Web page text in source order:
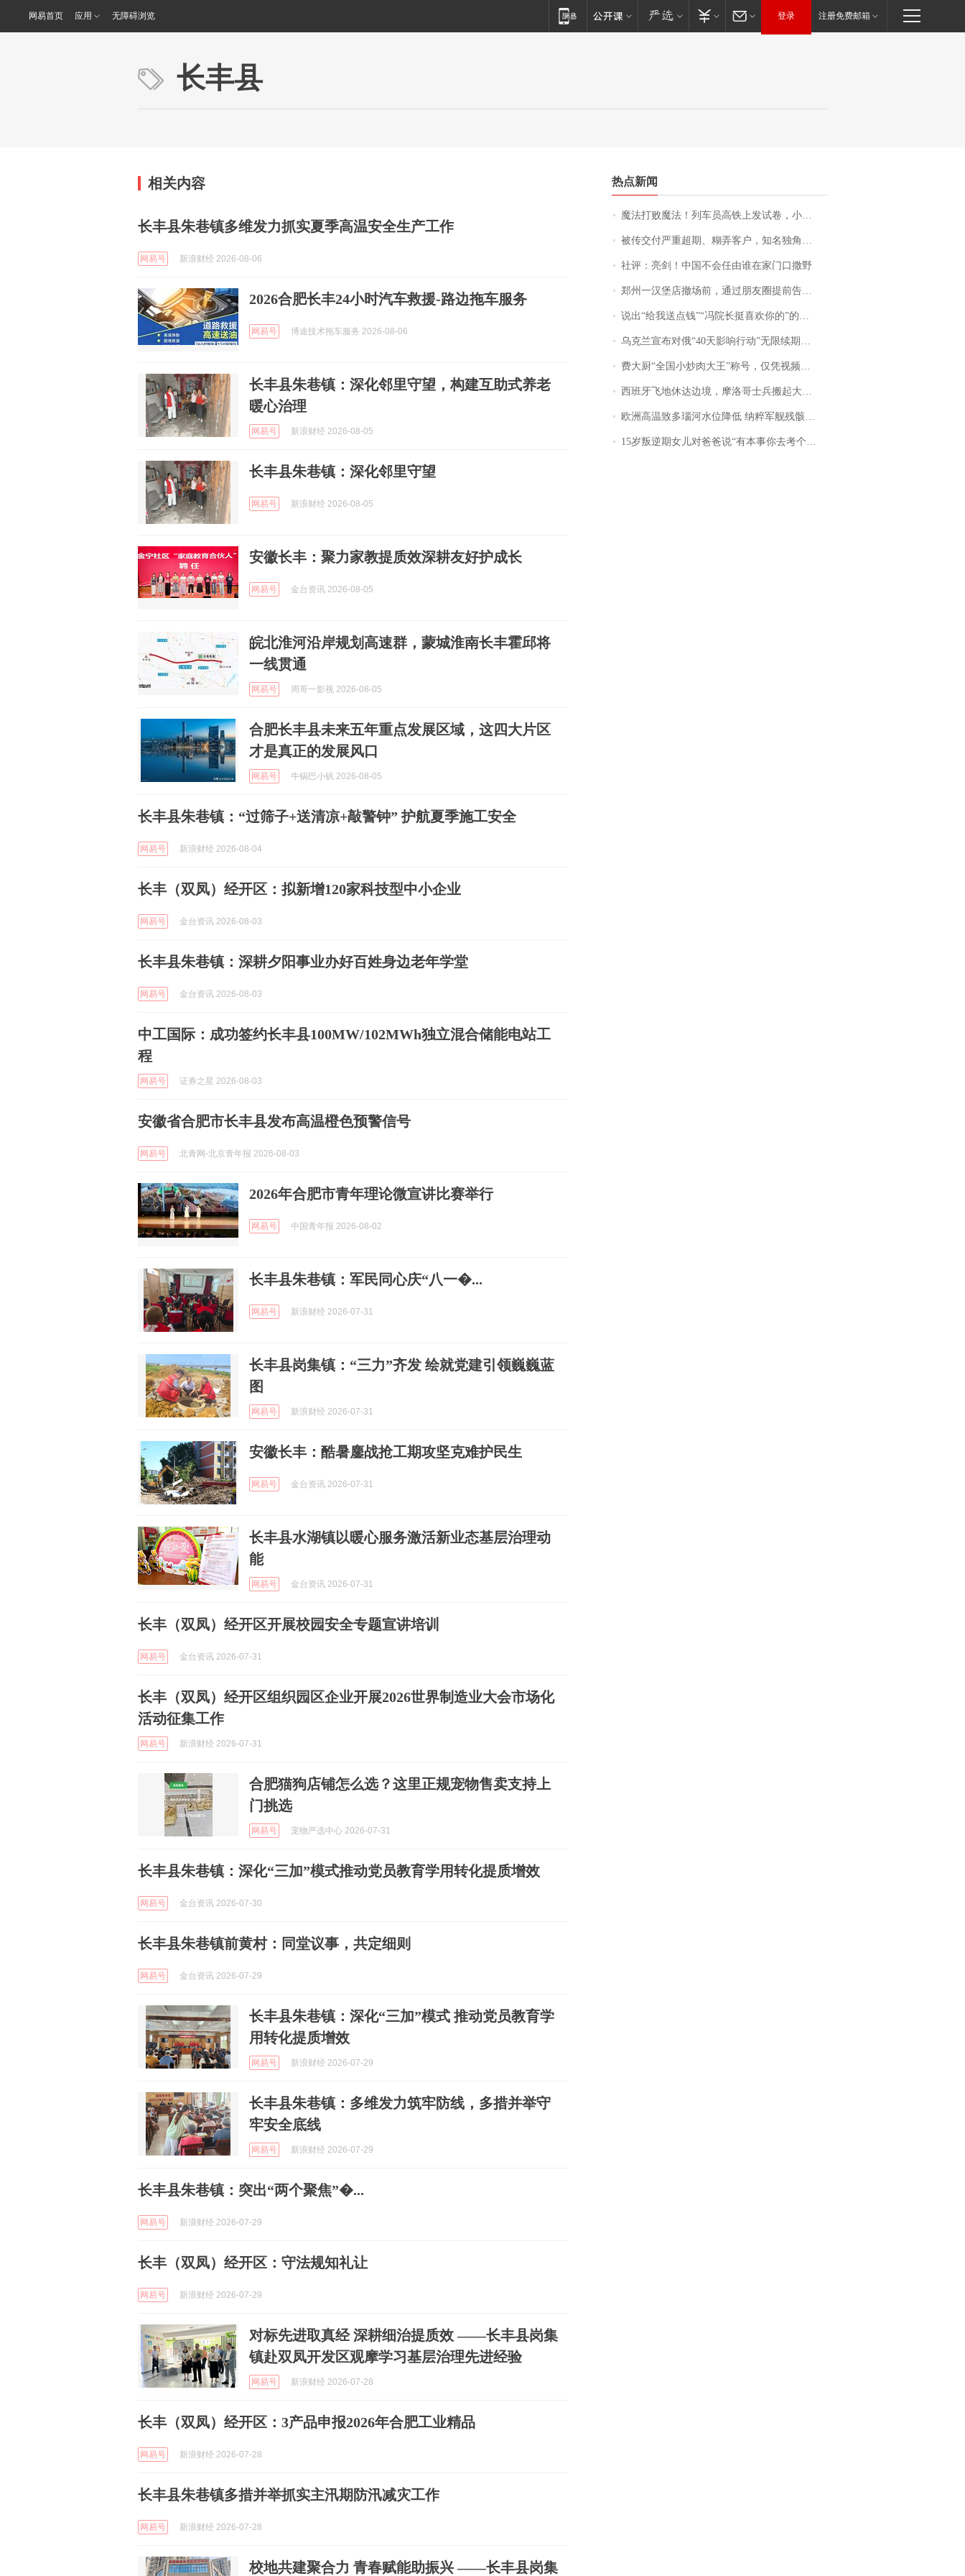
网易首页 应用 无障碍浏览 登录 注册免费邮箱
长丰县
相关内容
长丰县朱巷镇多维发力抓实夏季高温安全生产工作
网易号 新浪财经 2026-08-06
2026合肥长丰24小时汽车救援-路边拖车服务
网易号 博途技术拖车服务 2026-08-06
长丰县朱巷镇：深化邻里守望，构建互助式养老
暖心治理
网易号 新浪财经 2026-08-05
长丰县朱巷镇：深化邻里守望
网易号 新浪财经 2026-08-05
安徽长丰：聚力家教提质效深耕友好护成长
网易号 金台资讯 2026-08-05
皖北淮河沿岸规划高速群，蒙城淮南长丰霍邱将
一线贯通
网易号 周哥一影视 2026-08-05
合肥长丰县未来五年重点发展区域，这四大片区
才是真正的发展风口
网易号 牛锅巴小钒 2026-08-05
长丰县朱巷镇：“过筛子+送清凉+敲警钟” 护航夏季施工安全
网易号 新浪财经 2026-08-04
长丰（双凤）经开区：拟新增120家科技型中小企业
网易号 金台资讯 2026-08-03
长丰县朱巷镇：深耕夕阳事业办好百姓身边老年学堂
网易号 金台资讯 2026-08-03
中工国际：成功签约长丰县100MW/102MWh独立混合储能电站工
程
网易号 证券之星 2026-08-03
安徽省合肥市长丰县发布高温橙色预警信号
网易号 北青网-北京青年报 2026-08-03
2026年合肥市青年理论微宣讲比赛举行
网易号 中国青年报 2026-08-02
长丰县朱巷镇：军民同心庆“八一�...
网易号 新浪财经 2026-07-31
长丰县岗集镇：“三力”齐发 绘就党建引领巍巍蓝
图
网易号 新浪财经 2026-07-31
安徽长丰：酷暑鏖战抢工期攻坚克难护民生
网易号 金台资讯 2026-07-31
长丰县水湖镇以暖心服务激活新业态基层治理动
能
网易号 金台资讯 2026-07-31
长丰（双凤）经开区开展校园安全专题宣讲培训
网易号 金台资讯 2026-07-31
长丰（双凤）经开区组织园区企业开展2026世界制造业大会市场化
活动征集工作
网易号 新浪财经 2026-07-31
合肥猫狗店铺怎么选？这里正规宠物售卖支持上
门挑选
网易号 宠物严选中心 2026-07-31
长丰县朱巷镇：深化“三加”模式推动党员教育学用转化提质增效
网易号 金台资讯 2026-07-30
长丰县朱巷镇前黄村：同堂议事，共定细则
网易号 金台资讯 2026-07-29
长丰县朱巷镇：深化“三加”模式 推动党员教育学
用转化提质增效
网易号 新浪财经 2026-07-29
长丰县朱巷镇：多维发力筑牢防线，多措并举守
牢安全底线
网易号 新浪财经 2026-07-29
长丰县朱巷镇：突出“两个聚焦”�...
网易号 新浪财经 2026-07-29
长丰（双凤）经开区：守法规知礼让
网易号 新浪财经 2026-07-29
对标先进取真经 深耕细治提质效 ——长丰县岗集
镇赴双凤开发区观摩学习基层治理先进经验
网易号 新浪财经 2026-07-28
长丰（双凤）经开区：3产品申报2026年合肥工业精品
网易号 新浪财经 2026-07-28
长丰县朱巷镇多措并举抓实主汛期防汛减灾工作
网易号 新浪财经 2026-07-28
校地共建聚合力 青春赋能助振兴 ——长丰县岗集
热点新闻
魔法打败魔法！列车员高铁上发试卷，小朋友一秒静音，12306回应：列车员个人行为，不是铁路规定
被传交付严重超期、糊弄客户，知名独角兽车企创始人回应：都没证据，将依法采取措施，“本人长期与美国交管局保持沟通，对方表示肯定”
社评：亮剑！中国不会任由谁在家门口撒野
郑州一汉堡店撤场前，通过朋友圈提前告知逐一退费，有顾客仅剩1元也全被退回，分文不少；顾客：言而有信，让人感动
说出“给我送点钱”“冯院长挺喜欢你的”的执行局局长被停职，被骚扰的当事人还有问题待解决
乌克兰宣布对俄“40天影响行动”无限续期，7月两国对轰数据均创纪录
费大厨“全国小炒肉大王”称号，仅凭视频评出？中国烹饪协会回应
西班牙飞地休达边境，摩洛哥士兵搬起大石块投向移民引争议，此前一天内数万人从摩洛哥涌入西班牙
欧洲高温致多瑙河水位降低 纳粹军舰残骸重见天日
15岁叛逆期女儿对爸爸说“有本事你去考个研究生”，44岁职场“老登”一战上岸“985”；父亲坦言拒绝空想，常年保持每月读6本书的习惯